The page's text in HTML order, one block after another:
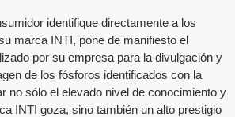
identifique directamente a los
marca INTI, pone de manifiesto el
por su empresa para la divulgación y
de los fósforos identificados con la
no sólo el elevado nivel de conocimiento y
INTI goza, sino también un alto prestigio